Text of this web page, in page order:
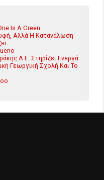
Is A Green
Αλλά Η Κατανάλωση
Α.Ε. Στηρίζει Ενεργά
Γεωργική Σχολή Και Το